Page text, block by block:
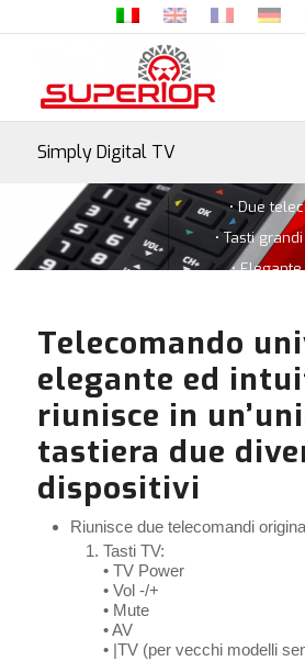
Simply Digital TV
• Due
• Tasti
•
Telecomando
elegante ed
riunisce in
tastiera due
dispositivi
Riunisce due telecomandi
Tasti TV:
• TV Power
• Vol -/+
• Mute
• AV
• |TV (per vecchi modelli